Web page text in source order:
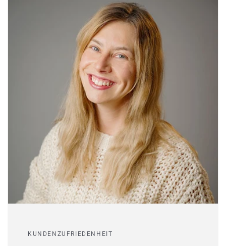
KUNDENZUFRIEDENHEIT